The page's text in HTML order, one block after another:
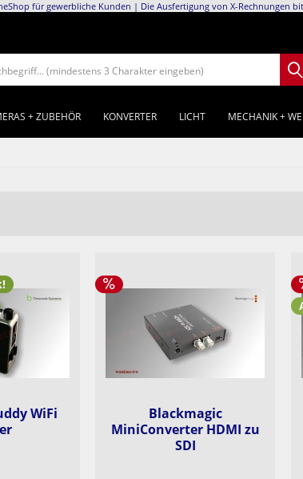
für gewerbliche Kunden | Die Ausfertigung von X-Rechnungen
(mindestens 3 Charakter eingeben)
+ ZUBEHÖR KONVERTER LICHT MECHANIK +
WiFi
Blackmagic
MiniConverter HDMI zu
SDI